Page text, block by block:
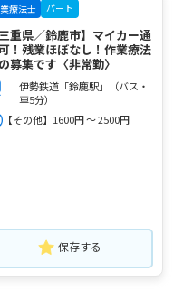
療法士 パート
三重県／鈴鹿市】マイカー通
！残業ほぼなし！作業療法
募集です〈非常勤〉
伊勢鉄道「鈴鹿駅」（バス・
車5分）
【その他】1600円 ～ 2500円
保存する